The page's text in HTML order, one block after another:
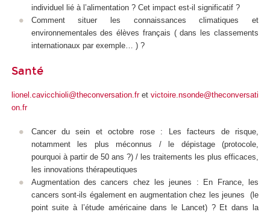
individuel lié à l’alimentation ? Cet impact est-il significatif ?
Comment situer les connaissances climatiques et
environnementales des élèves français ( dans les classements
internationaux par exemple… ) ?
Santé
lionel.cavicchioli@theconversation.fret victoire.nsonde@theconversati
on.fr
Cancer du sein et octobre rose : Les facteurs de risque,
notamment les plus méconnus / le dépistage (protocole,
pourquoi à partir de 50 ans ?) / les traitements les plus efficaces,
les innovations thérapeutiques
Augmentation des cancers chez les jeunes : En France, les
cancers sont-ils également en augmentation chez les jeunes (le
point suite à l’étude américaine dans le Lancet) ? Et dans la